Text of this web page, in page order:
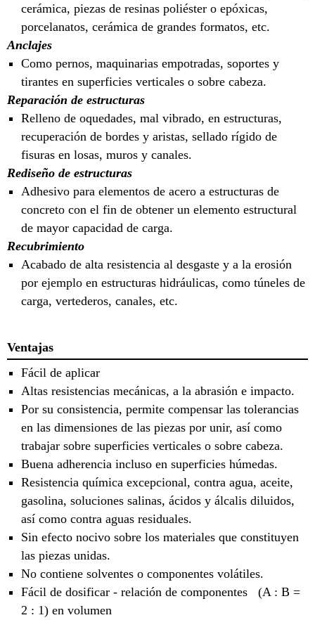
cerámica, piezas de resinas poliéster o epóxicas,
porcelanatos, cerámica de grandes formatos, etc.
Anclajes
Como pernos, maquinarias empotradas, soportes y
tirantes en superficies verticales o sobre cabeza.
Reparación de estructuras
Relleno de oquedades, mal vibrado, en estructuras,
recuperación de bordes y aristas, sellado rígido de
fisuras en losas, muros y canales.
Rediseño de estructuras
Adhesivo para elementos de acero a estructuras de
concreto con el fin de obtener un elemento estructural
de mayor capacidad de carga.
Recubrimiento
Acabado de alta resistencia al desgaste y a la erosión
por ejemplo en estructuras hidráulicas, como túneles de
carga, vertederos, canales, etc.
Ventajas
Fácil de aplicar
Altas resistencias mecánicas, a la abrasión e impacto.
Por su consistencia, permite compensar las tolerancias
en las dimensiones de las piezas por unir, así como
trabajar sobre superficies verticales o sobre cabeza.
Buena adherencia incluso en superficies húmedas.
Resistencia química excepcional, contra agua, aceite,
gasolina, soluciones salinas, ácidos y álcalis diluidos,
así como contra aguas residuales.
Sin efecto nocivo sobre los materiales que constituyen
las piezas unidas.
No contiene solventes o componentes volátiles.
Fácil de dosificar - relación de componentes (A : B =
2 : 1) en volumen